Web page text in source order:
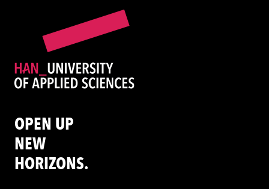
OPEN UP
NEW
HORIZONS.